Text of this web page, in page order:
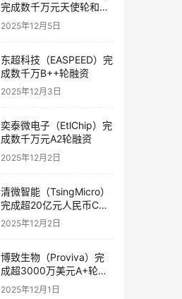
完成数千万元天使轮和天
使+轮融资
2025年12月5日
东超科技（EASPEED）完
成数千万B++轮融资
2025年12月3日
奕泰微电子（EtlChip）完
成数千万元A2轮融资
2025年12月2日
清微智能（TsingMicro）
完成超20亿元人民币C轮
融资
2025年12月2日
博致生物（Proviva）完
成超3000万美元A+轮融
资
2025年12月1日